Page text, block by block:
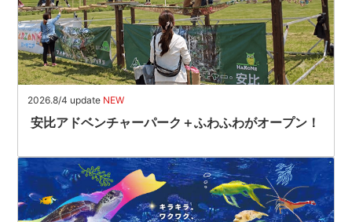
2026.8/4 update NEW
安比アドベンチャーパーク＋ふわふわがオープン！